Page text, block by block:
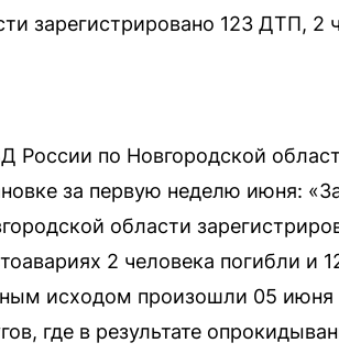
зарегистрировано 123 ДТП, 2
России по Новгородской
за первую неделю июня:
области
2 человека погибли и
исходом произошли 05 июня
где в результате